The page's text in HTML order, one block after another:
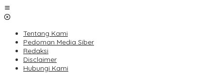
Lewati
ke
Tentang Kami
Pedoman Media Siber
Redaksi
Disclaimer
Hubungi Kami